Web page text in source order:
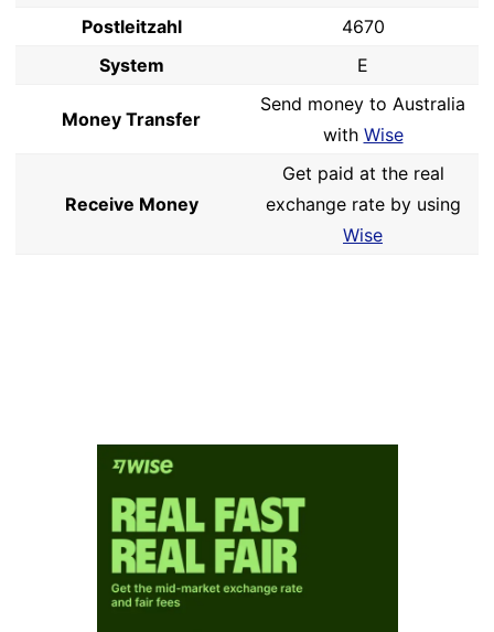
Postleitzahl
4670
System
E
Money Transfer
Send money to Australia
with Wise
Receive Money
Get paid at the real
exchange rate by using
Wise